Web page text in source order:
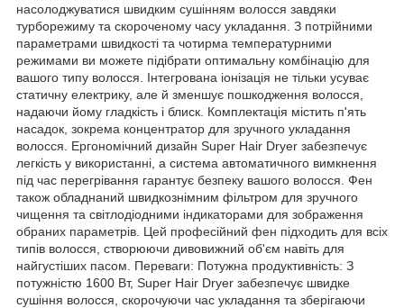
насолоджуватися швидким сушінням волосся завдяки
турборежиму та скороченому часу укладання. З потрійними
параметрами швидкості та чотирма температурними
режимами ви можете підібрати оптимальну комбінацію для
вашого типу волосся. Інтегрована іонізація не тільки усуває
статичну електрику, але й зменшує пошкодження волосся,
надаючи йому гладкість і блиск. Комплектація містить п'ять
насадок, зокрема концентратор для зручного укладання
волосся. Ергономічний дизайн Super Hair Dryer забезпечує
легкість у використанні, а система автоматичного вимкнення
під час перегрівання гарантує безпеку вашого волосся. Фен
також обладнаний швидкознімним фільтром для зручного
чищення та світлодіодними індикаторами для зображення
обраних параметрів. Цей професійний фен підходить для всіх
типів волосся, створюючи дивовижний об'єм навіть для
найгустіших пасом. Переваги: Потужна продуктивність: З
потужністю 1600 Вт, Super Hair Dryer забезпечує швидке
сушіння волосся, скорочуючи час укладання та зберігаючи